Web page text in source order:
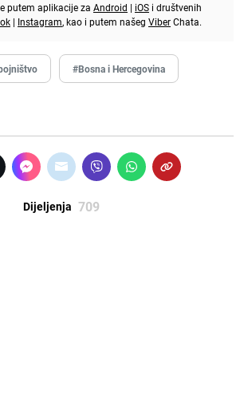
putem aplikacije za Android | iOS i društvenih
| Instagram, kao i putem našeg ViberChata.
#Bosna i Hercegovina
Dijeljenja 709